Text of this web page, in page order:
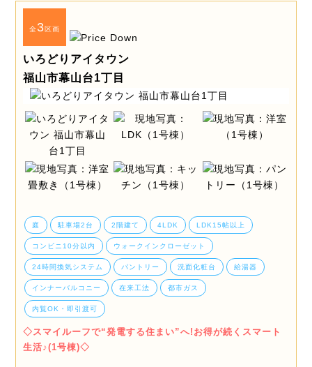
全3区画
いろどりアイタウン
福山市幕山台1丁目
庭 駐車場2台 2階建て 4LDK LDK15帖以上
コンビニ10分以内 ウォークインクローゼット
24時間換気システム パントリー 洗面化粧台 給湯器
インナーバルコニー 在来工法 都市ガス
内覧OK・即引渡可
◇スマイルーフで“発電する住まい”へ!お得が続くスマート
生活♪(1号棟)◇